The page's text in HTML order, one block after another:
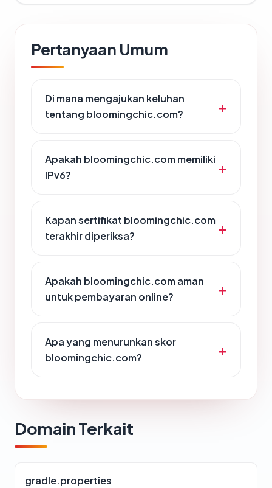
Pertanyaan Umum
Di mana mengajukan keluhan
tentang bloomingchic.com?
Apakah bloomingchic.com memiliki
IPv6?
Kapan sertifikat bloomingchic.com
terakhir diperiksa?
Apakah bloomingchic.com aman
untuk pembayaran online?
Apa yang menurunkan skor
bloomingchic.com?
Domain Terkait
gradle.properties